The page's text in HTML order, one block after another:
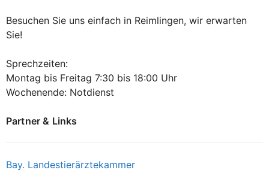
Besuchen Sie uns einfach in Reimlingen, wir erwarten
Sie!
Sprechzeiten:
Montag bis Freitag 7:30 bis 18:00 Uhr
Wochenende: Notdienst
Partner & Links
Bay. Landestierärztekammer